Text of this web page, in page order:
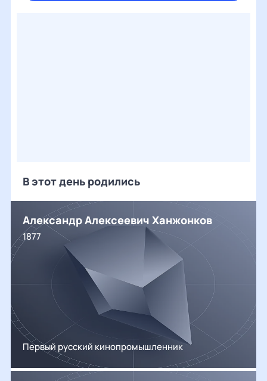
В этот день родились
Александр Алексеевич Ханжонков
1877
Первый русский кинопромышленник